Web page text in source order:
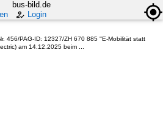
bus-bild.de
Login
456/PAG-ID: 12327/ZH 670 885 ''E-Mobilität statt
am 14.12.2025 beim ...